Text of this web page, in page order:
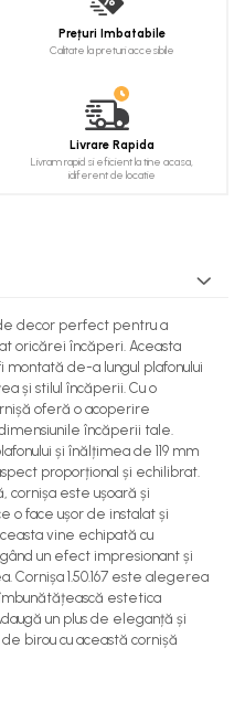
Prețuri Imbatabile
Calitate la preturi accesibile
Livrare Rapida
Livram rapid si eficient la tine acasa,
idiferent de locatie
decor perfect pentru a
oricărei încăperi. Aceasta
de-a lungul plafonului
și stilul încăperii. Cu o
oferă o acoperire
încăperii tale.
și înălțimea de 119 mm
proporțional și echilibrat.
cornișa este ușoară și
o face ușor de instalat și
vine echipată cu
un efect impresionant și
Cornișa 1.50.167 este alegerea
estetica
un plus de eleganță și
birou cu această cornișă